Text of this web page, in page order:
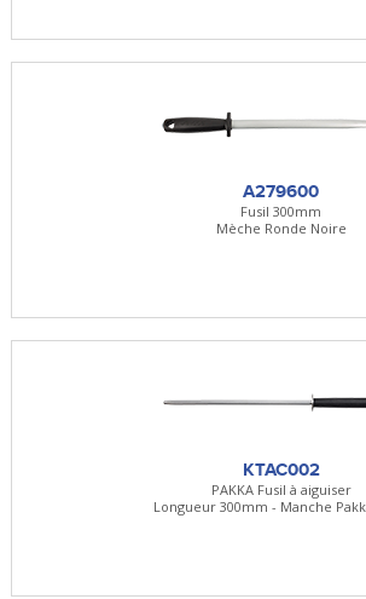
A279600
Fusil 300mm
Mèche Ronde Noire
KTAC002
PAKKA Fusil à aiguiser
Longueur 300mm - Manche